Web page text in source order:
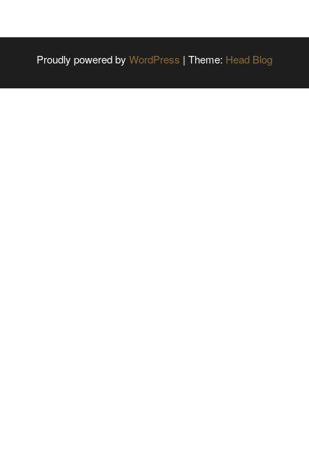
Proudly powered by WordPress | Theme: Head Blog